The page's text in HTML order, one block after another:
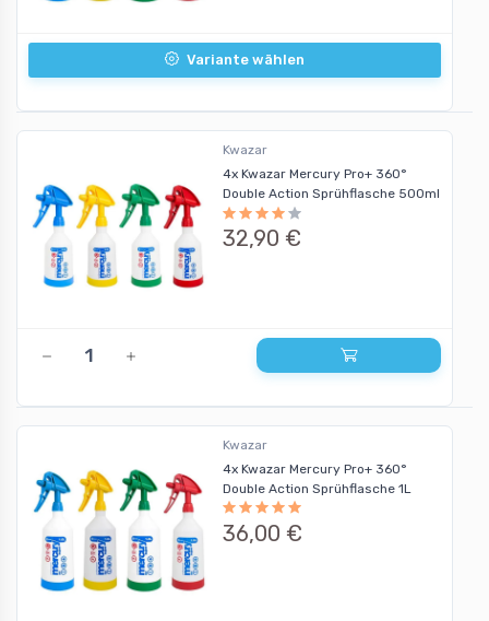
Variante wählen
Kwazar
4x Kwazar Mercury Pro+ 360°
Double Action Sprühflasche 500ml
32,90 €
Kwazar
4x Kwazar Mercury Pro+ 360°
Double Action Sprühflasche 1L
36,00 €